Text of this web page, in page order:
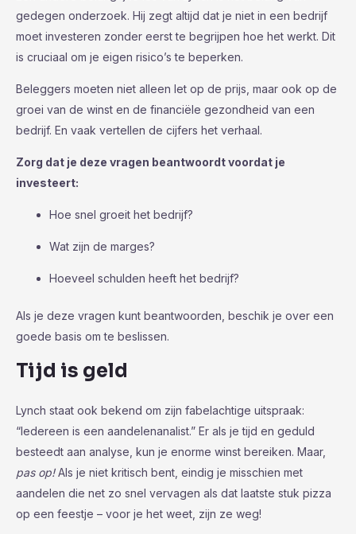
gedegen onderzoek. Hij zegt altijd dat je niet in een bedrijf
moet investeren zonder eerst te begrijpen hoe het werkt. Dit
is cruciaal om je eigen risico’s te beperken.
Beleggers moeten niet alleen let op de prijs, maar ook op de
groei van de winst en de financiële gezondheid van een
bedrijf. En vaak vertellen de cijfers het verhaal.
Zorg dat je deze vragen beantwoordt voordat je
investeert:
Hoe snel groeit het bedrijf?
Wat zijn de marges?
Hoeveel schulden heeft het bedrijf?
Als je deze vragen kunt beantwoorden, beschik je over een
goede basis om te beslissen.
Tijd is geld
Lynch staat ook bekend om zijn fabelachtige uitspraak:
“Iedereen is een aandelenanalist.” Er als je tijd en geduld
besteedt aan analyse, kun je enorme winst bereiken. Maar,
pas op!Als je niet kritisch bent, eindig je misschien met
aandelen die net zo snel vervagen als dat laatste stuk pizza
op een feestje – voor je het weet, zijn ze weg!